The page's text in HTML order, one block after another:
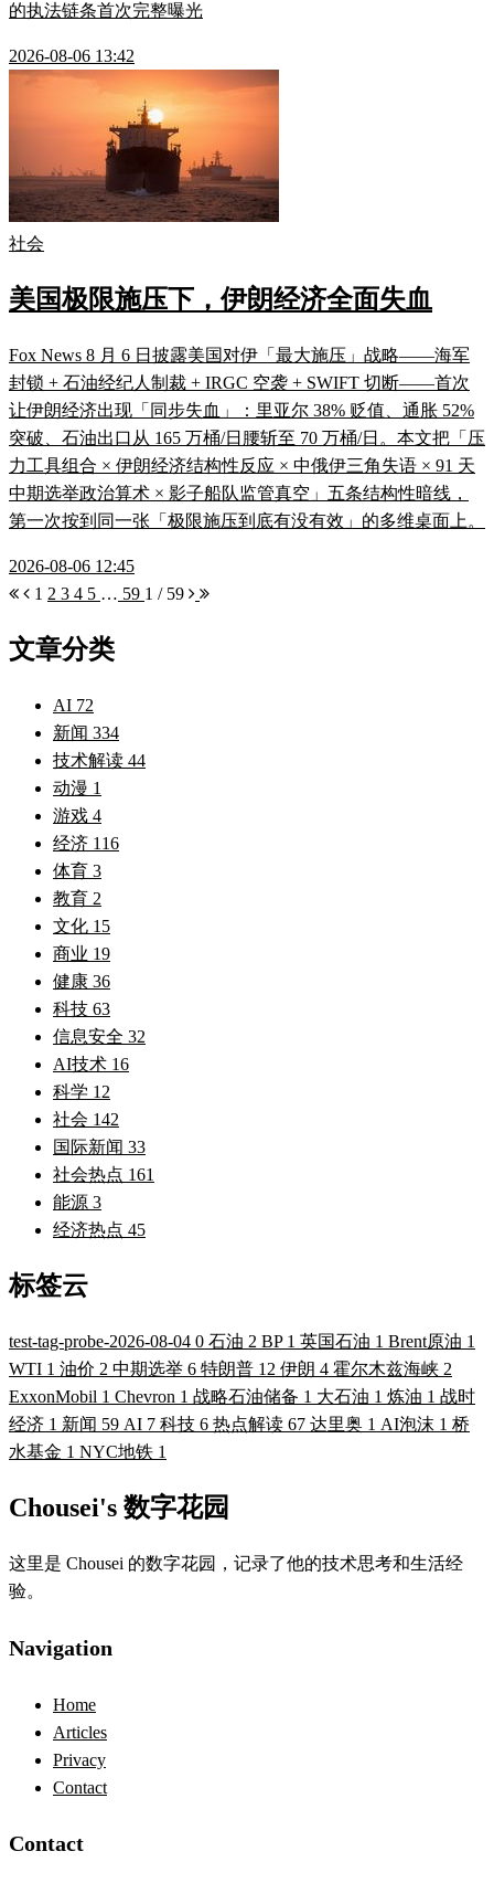
的执法链条首次完整曝光
2026-08-06 13:42
社会
美国极限施压下，伊朗经济全面失血
Fox News 8 月 6 日披露美国对伊「最大施压」战略——海军
封锁 + 石油经纪人制裁 + IRGC 空袭 + SWIFT 切断——首次
让伊朗经济出现「同步失血」：里亚尔 38% 贬值、通胀 52%
突破、石油出口从 165 万桶/日腰斩至 70 万桶/日。本文把「压
力工具组合 × 伊朗经济结构性反应 × 中俄伊三角失语 × 91 天
中期选举政治算术 × 影子船队监管真空」五条结构性暗线，
第一次按到同一张「极限施压到底有没有效」的多维桌面上。
2026-08-06 12:45
1 2 3 4 5 … 59 1 / 59
文章分类
AI 72
新闻 334
技术解读 44
动漫 1
游戏 4
经济 116
体育 3
教育 2
文化 15
商业 19
健康 36
科技 63
信息安全 32
AI技术 16
科学 12
社会 142
国际新闻 33
社会热点 161
能源 3
经济热点 45
标签云
test-tag-probe-2026-08-04 0 石油 2 BP 1 英国石油 1 Brent原油 1
WTI 1 油价 2 中期选举 6 特朗普 12 伊朗 4 霍尔木兹海峡 2
ExxonMobil 1 Chevron 1 战略石油储备 1 大石油 1 炼油 1 战时
经济 1 新闻 59 AI 7 科技 6 热点解读 67 达里奥 1 AI泡沫 1 桥
水基金 1 NYC地铁 1
Chousei's 数字花园
这里是 Chousei 的数字花园，记录了他的技术思考和生活经
验。
Navigation
Home
Articles
Privacy
Contact
Contact